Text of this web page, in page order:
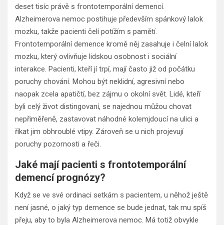
deset tisíc právě s frontotemporální demencí.
Alzheimerova nemoc postihuje především spánkový lalok
mozku, takže pacienti čelí potížím s pamětí.
Frontotemporální demence kromě něj zasahuje i čelní lalok
mozku, který ovlivňuje lidskou osobnost i sociální
interakce. Pacienti, kteří jí trpí, mají často již od počátku
poruchy chování. Mohou být neklidní, agresivní nebo
naopak zcela apatičtí, bez zájmu o okolní svět. Lidé, kteří
byli celý život distingovaní, se najednou můžou chovat
nepřiměřeně, zastavovat náhodné kolemjdoucí na ulici a
říkat jim obhroublé vtipy. Zároveň se u nich projevují
poruchy pozornosti a řeči.
Jaké mají pacienti s frontotemporální
demencí prognózy?
Když se ve své ordinaci setkám s pacientem, u něhož ještě
není jasné, o jaký typ demence se bude jednat, tak mu spíš
přeju, aby to byla Alzheimerova nemoc. Má totiž obvykle